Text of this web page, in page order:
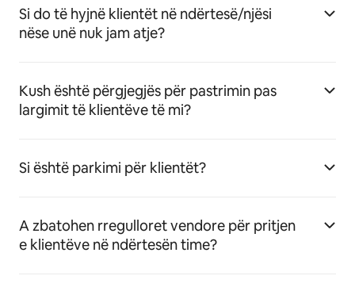
Si do të hyjnë klientët në ndërtesë/njësi
nëse unë nuk jam atje?
Kush është përgjegjës për pastrimin pas
largimit të klientëve të mi?
Si është parkimi për klientët?
A zbatohen rregulloret vendore për pritjen
e klientëve në ndërtesën time?